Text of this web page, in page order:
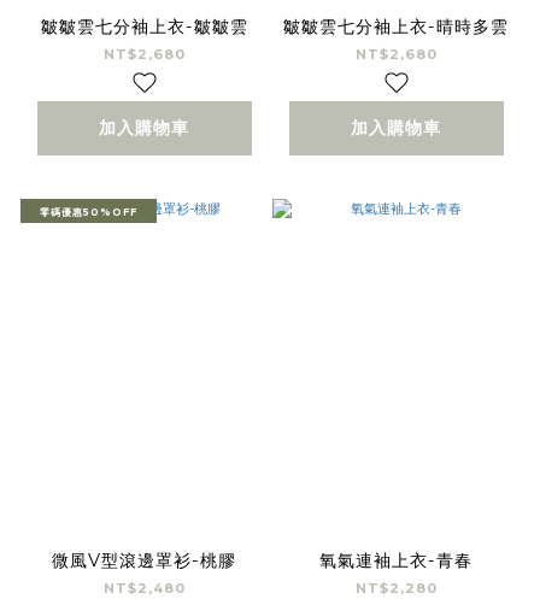
皺皺雲七分袖上衣-皺皺雲
NT$2,680
加入購物車
皺皺雲七分袖上衣-晴時多雲
NT$2,680
加入購物車
零碼優惠50%OFF
微風V型滾邊罩衫-桃膠
NT$2,480
氧氣連袖上衣-青春
NT$2,280